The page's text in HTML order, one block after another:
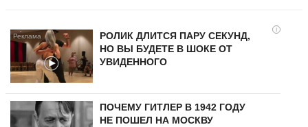
i
РОЛИК ДЛИТСЯ ПАРУ СЕКУНД,
НО ВЫ БУДЕТЕ В ШОКЕ ОТ
УВИДЕННОГО
ПОЧЕМУ ГИТЛЕР В 1942 ГОДУ
НЕ ПОШЕЛ НА МОСКВУ